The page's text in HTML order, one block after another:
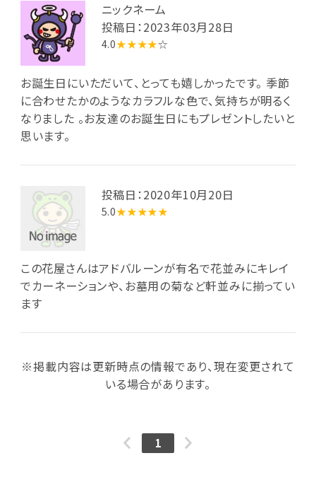
ニックネーム
投稿日：2023年03月28日
4.0★★★★☆
お誕生日にいただいて、とっても嬉しかったです。 季節
に合わせたかのようなカラフルな色で、気持ちが明るく
なりました 。お友達のお誕生日にもプレゼントしたいと
思います。
投稿日：2020年10月20日
5.0★★★★★
この花屋さんはアドバルーンが有名で花並みにキレイ
でカーネーションや、お墓用の菊など軒並みに揃ってい
ます
※掲載内容は更新時点の情報であり、現在変更されて
いる場合があります。
1